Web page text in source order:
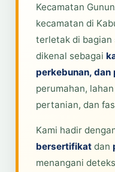
Kecamatan
kecamatan di
terletak di bagian
dikenal sebagai
perkebunan, dan
perumahan,
pertanian, dan
Kami hadir
bersertifikatdan
menangani